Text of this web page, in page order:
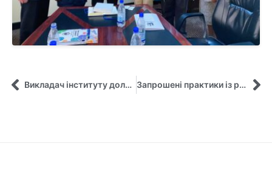
Викладач інституту долучився до онлайн-частини Sustainability Crash Course для бізнес-шкіл та хабів Запрошені практики із розроблення стратегії долучаються до викладання!